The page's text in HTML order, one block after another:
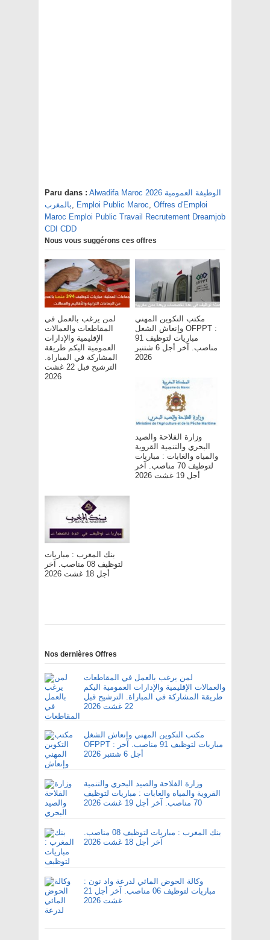
Paru dans : Alwadifa Maroc 2026 الوظيفة العمومية
بالمغرب, Emploi Public Maroc, Offres d'Emploi
Maroc Emploi Public Travail Recrutement Dreamjob
CDI CDD
Nous vous suggérons ces offres
لمن يرغب بالعمل في
المقاطعات والعمالات
الإقليمية والإدارات
العمومية اليكم طريقة
المشاركة في المباراة.
الترشيح قبل 22 غشت
2026
مكتب التكوين المهني
وإنعاش الشغل OFPPT :
مباريات لتوظيف 91
مناصب. آخر أجل 6 شتنبر
2026
وزارة الفلاحة والصيد
البحري والتنمية القروية
والمياه والغابات : مباريات
لتوظيف 70 مناصب. آخر
أجل 19 غشت 2026
بنك المغرب : مباريات
لتوظيف 08 مناصب. آخر
أجل 18 غشت 2026
Nos dernières Offres
لمن يرغب بالعمل في المقاطعات
والعمالات الإقليمية والإدارات العمومية اليكم
طريقة المشاركة في المباراة. الترشيح قبل
22 غشت 2026
مكتب التكوين المهني وإنعاش الشغل
OFPPT : مباريات لتوظيف 91 مناصب. آخر
أجل 6 شتنبر 2026
وزارة الفلاحة والصيد البحري والتنمية
القروية والمياه والغابات : مباريات لتوظيف
70 مناصب. آخر أجل 19 غشت 2026
بنك المغرب : مباريات لتوظيف 08 مناصب.
آخر أجل 18 غشت 2026
وكالة الحوض المائي لدرعة واد نون :
مباريات لتوظيف 06 مناصب. آخر أجل 21
غشت 2026